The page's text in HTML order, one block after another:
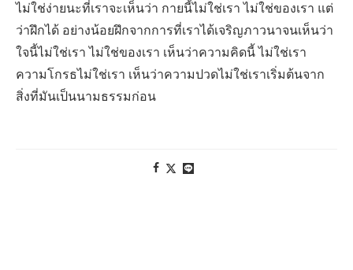
ไม่ใช่ง่ายนะที่เราจะเห็นว่า กายนี้ไม่ใช่เรา ไม่ใช่ของเรา แต่
ว่าฝึกได้ อย่างน้อยฝึกจากการที่เราได้เจริญภาวนาจนเห็นว่า
ใจนี้ไม่ใช่เรา ไม่ใช่ของเรา เห็นว่าความคิดนี้ ไม่ใช่เรา
ความโกรธไม่ใช่เรา เห็นว่าความปวดไม่ใช่เราเริ่มต้นจาก
สิ่งที่มันเป็นนามธรรมก่อน